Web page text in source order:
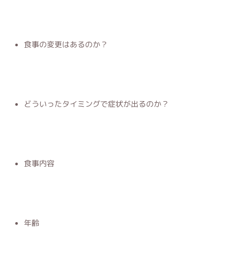
食事の変更はあるのか？
どういったタイミングで症状が出るのか？
食事内容
年齢